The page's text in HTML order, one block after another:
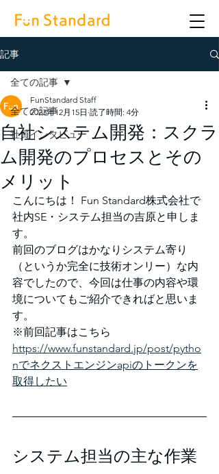
記事
全ての記事
社員インタビュー
全ての記事
自社システム開発：スクラ
ム開発のプロセスとその
メリット
FunStandard Staff
2023年12月15日 読了時間: 4分
こんにちは！ Fun Standard株式会社で
社内SE・システム担当の吉原と申しま
す。
前回のブログはかなりシステム寄り
（というか完全に技術オンリー）な内
容でしたので、今回は仕事の内容や環
境についてもご紹介できればと思いま
す。
※前回記事はこちら
https://www.funstandard.jp/post/pytho
nでネクストエンジンapiのトークンを
取得したい
システム担当の主な作業